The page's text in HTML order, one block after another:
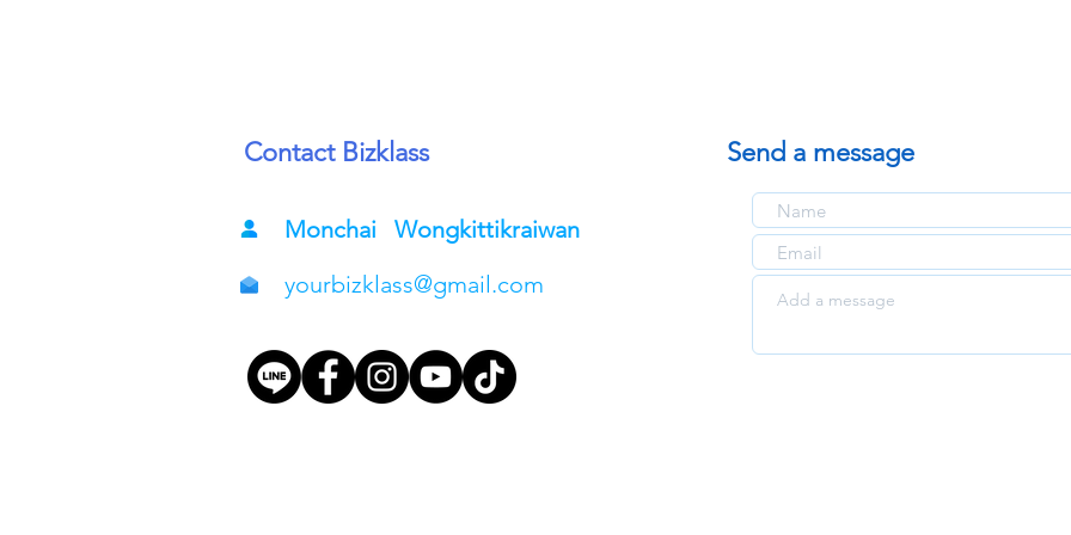
Contact Bizklass
Monchai Wongkittikraiwan
yourbizklass@gmail.com
Send a message